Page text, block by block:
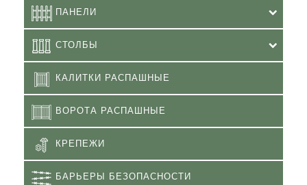
ПАНЕЛИ
СТОЛБЫ
КАЛИТКИ РАСПАШНЫЕ
ВОРОТА РАСПАШНЫЕ
КРЕПЕЖИ
БАРЬЕРЫ БЕЗОПАСНОСТИ